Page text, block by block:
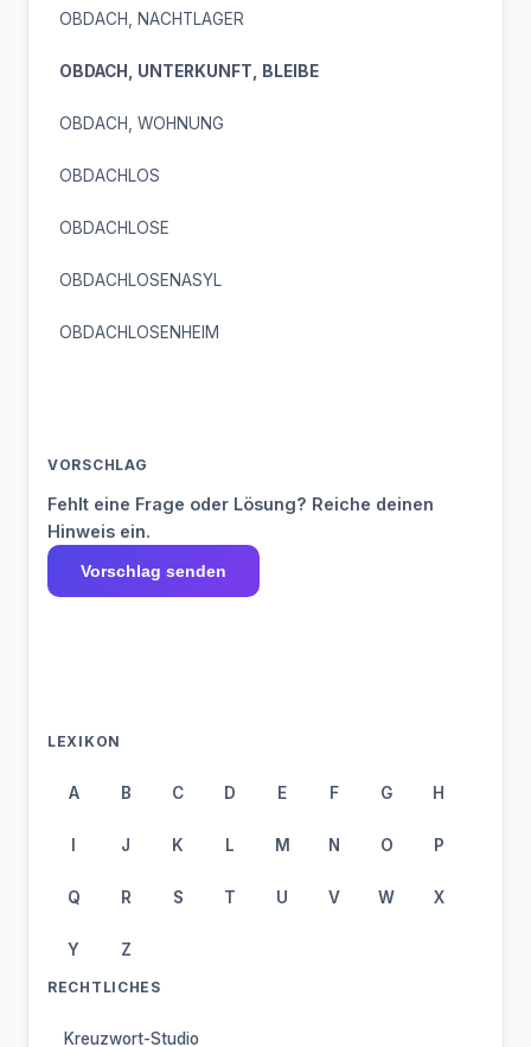
OBDACH, NACHTLAGER
OBDACH, UNTERKUNFT, BLEIBE
OBDACH, WOHNUNG
OBDACHLOS
OBDACHLOSE
OBDACHLOSENASYL
OBDACHLOSENHEIM
VORSCHLAG
Fehlt eine Frage oder Lösung? Reiche deinen
Hinweis ein.
Vorschlag senden
LEXIKON
A B C D E F G H
I J K L M N O P
Q R S T U V W X
Y Z
RECHTLICHES
Kreuzwort-Studio